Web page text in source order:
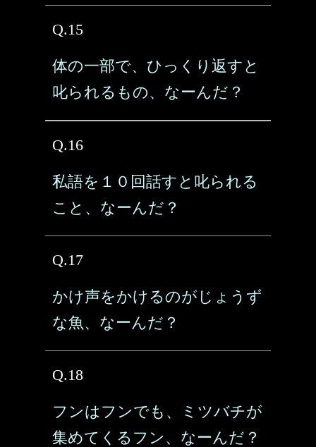
Q.15
体の一部で、ひっくり返すと
叱られるもの、なーんだ？
Q.16
私語を１０回話すと叱られる
こと、なーんだ？
Q.17
かけ声をかけるのがじょうず
な魚、なーんだ？
Q.18
フンはフンでも、ミツバチが
集めてくるフン、なーんだ？